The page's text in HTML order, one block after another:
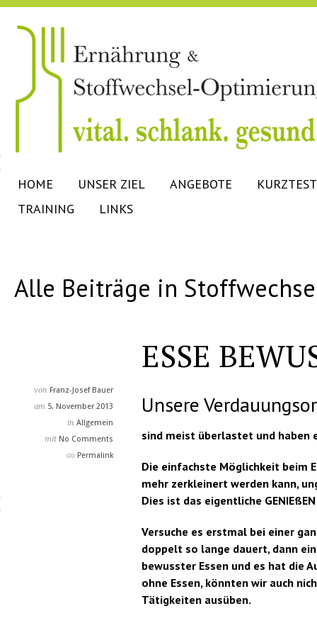
HOME UNSER ZIEL ANGEBOTE
KURZTEST
TRAINING
LINKS
Alle Beiträge in
ESSE
von Franz-Josef Bauer
am 5. November 2013
in Allgemein
mit No Comments
Permalink
Unsere
sind meist überlastet und haben
Die einfachste Möglichkeit beim
mehr zerkleinert werden kann,
Dies ist das eigentliche
Versuche es erstmal bei einer
doppelt so lange dauert, dann
bewusster Essen und es hat die
ohne Essen, könnten wir auch
Tätigkeiten ausüben.